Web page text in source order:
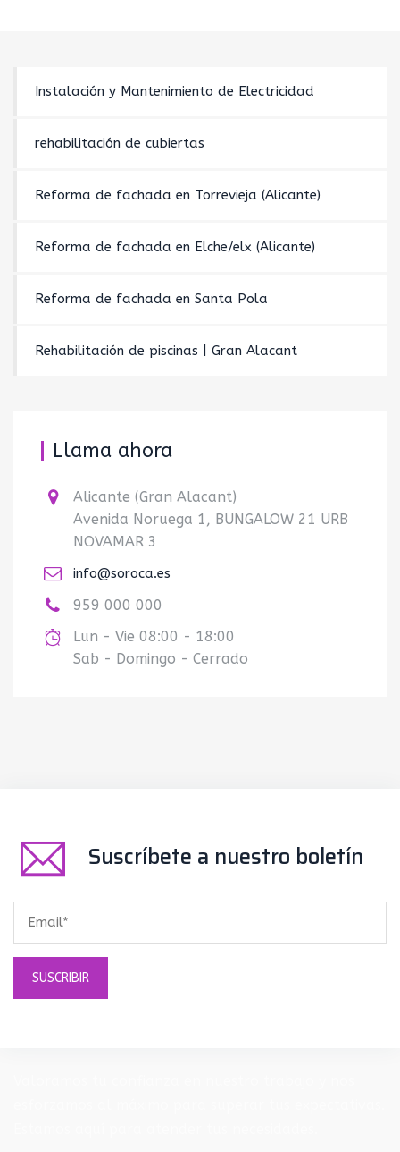
Instalación y Mantenimiento de Electricidad
rehabilitación de cubiertas
Reforma de fachada en Torrevieja (Alicante)
Reforma de fachada en Elche/elx (Alicante)
Reforma de fachada en Santa Pola
Rehabilitación de piscinas | Gran Alacant
Llama ahora
Alicante (Gran Alacant)
Avenida Noruega 1, BUNGALOW 21 URB
NOVAMAR 3
info@soroca.es
959 000 000
Lun - Vie 08:00 - 18:00
Sab - Domingo - Cerrado
Suscríbete a nuestro boletín